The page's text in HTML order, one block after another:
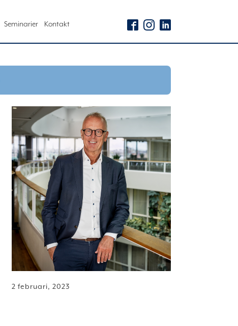
Seminarier Kontakt
2 februari, 2023